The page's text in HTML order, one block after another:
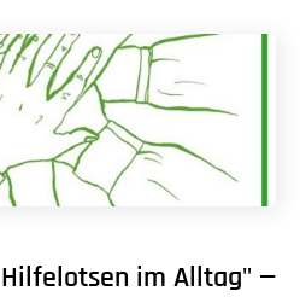
im Alltag" —